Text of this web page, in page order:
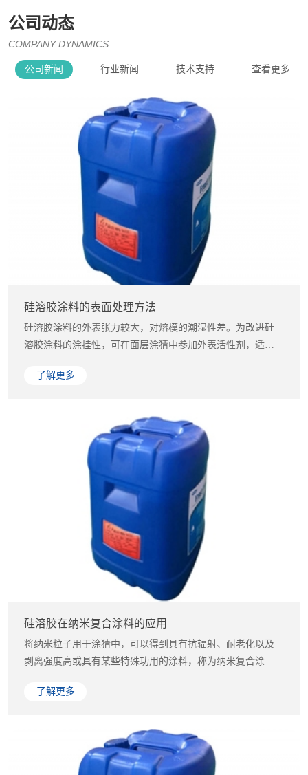
公司动态
COMPANY DYNAMICS
公司新闻 行业新闻 技术支持 查看更多
硅溶胶涂料的表面处理方法
硅溶胶涂料的外表张力较大，对熔模的潮湿性差。为改进硅
溶胶涂料的涂挂性，可在面层涂猜中参加外表活性剂，适用
了解更多
硅溶胶在纳米复合涂料的应用
将纳米粒子用于涂猜中，可以得到具有抗辐射、耐老化以及
剥离强度高或具有某些特殊功用的涂料，称为纳米复合涂
了解更多